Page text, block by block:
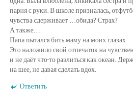
парня с руки. В школе призналась,
чувства сдерживает …обида? Страх?
А также…
Папа пытался бить маму на моих глазах.
Это наложило свой отпечаток на
и не даёт что-то разлиться как океан.
на шее, не давая сделать вдох.
Ответить